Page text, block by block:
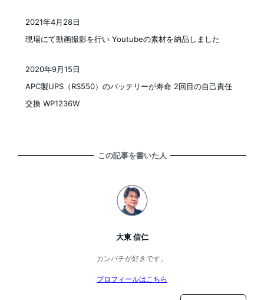
現場にて動画撮影を行い Youtubeの素材を納品しました
投稿日
2021年4月28日
APC製UPS（RS550）のバッテリーが寿命 2回目の自己責任
交換 WP1236W
2020年9月15日
この記事を書いた人
大東 信仁
カンパチが好きです。
プロフィールはこちら